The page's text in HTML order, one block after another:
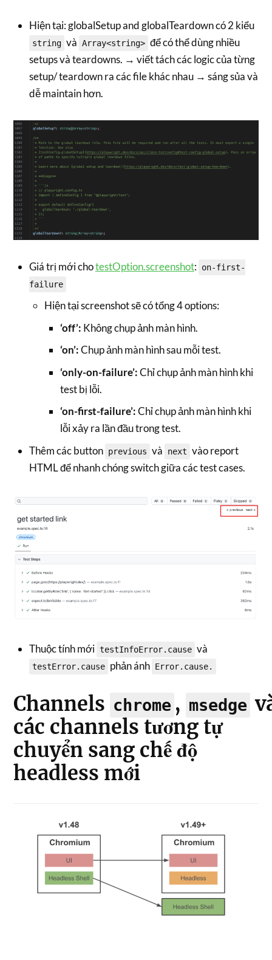
Hiện tại: globalSetup and globalTeardown có 2 kiểu
string và Array<string> để có thể dùng nhiều
setups và teardowns. → viết tách các logic của từng
setup/ teardown ra các file khác nhau → sáng sủa và
dễ maintain hơn.
Giá trị mới chotestOption.screenshot: on-first-
failure
Hiện tại screenshot sẽ có tổng 4 options:
‘off’: Không chụp ảnh màn hình.
‘on’:Chụp ảnh màn hình sau mỗi test.
‘only-on-failure’:Chỉ chụp ảnh màn hình khi
test bị lỗi.
‘on-first-failure’:Chỉ chụp ảnh màn hình khi
lỗi xảy ra lần đầu trong test.
Thêm các button previous và next vào report
HTML để nhanh chóng switch giữa các test cases.
Thuộc tính mới testInfoError.cause và
testError.cause phản ánh Error.cause.
Channels chrome , msedge
các channels tương tự
chuyển sang chế độ
headless mới